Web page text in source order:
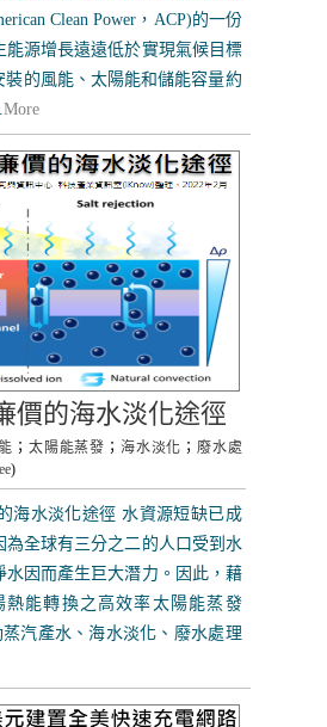
Clean Power，ACP)的一份
能源增長遠遠低於實現氣候目標
的風能、太陽能和儲能容量約
More
價的海水淡化途徑
； 太陽能蒸發 ； 海水淡化 ； 廢水處
)
海水淡化途徑 水資源短缺已成
為全球有三分之二的人口受到水
水因而產生巨大潛力。因此，藉
能轉換之高效率太陽能蒸發
蒸汽產水、海水淡化、廢水處理